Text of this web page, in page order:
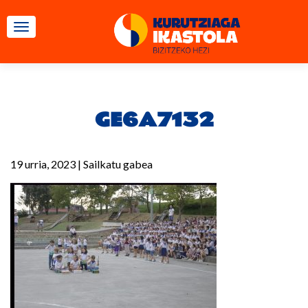
TOGGLE NAVIGATION
GE6A7132
19 urria, 2023 | Sailkatu gabea